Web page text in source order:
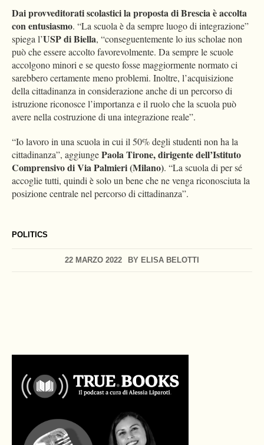
POLITICS
22 MARZO 2022 BY ELISA BELOTTI
Dai provveditorati scolastici la proposta di Brescia è accolta
con entusiasmo. “La scuola è da sempre luogo di integrazione”
spiega l’USP di Biella, “conseguentemente lo ius scholae non
può che essere accolto favorevolmente. Da sempre le scuole
accolgono minori e se questo fosse maggiormente normato ci
sarebbero certamente meno problemi. Inoltre, l’acquisizione
della cittadinanza in considerazione anche di un percorso di
istruzione riconosce l’importanza e il ruolo che la scuola può
avere nella costruzione di una integrazione reale”.
“Io lavoro in una scuola in cui il 50% degli studenti non ha la
cittadinanza”, aggiungePaola Tirone, dirigente dell’Istituto
Comprensivo di Via Palmieri (Milano). “La scuola di per sé
accoglie tutti, quindi è solo un bene che ne venga riconosciuta la
posizione centrale nel percorso di cittadinanza”.